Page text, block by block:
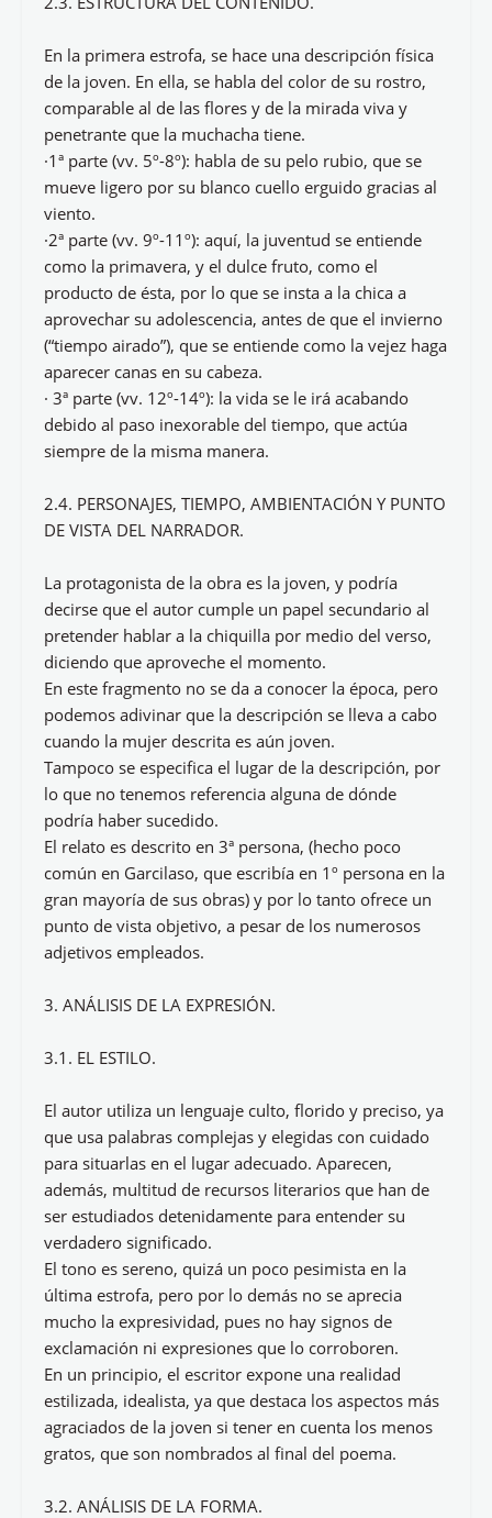
En la primera estrofa, se hace una descripción física
de la joven. En ella, se habla del color de su rostro,
comparable al de las flores y de la mirada viva y
penetrante que la muchacha tiene.
·1ª parte (vv. 5º-8º): habla de su pelo rubio, que se
mueve ligero por su blanco cuello erguido gracias al
viento.
·2ª parte (vv. 9º-11º): aquí, la juventud se entiende
como la primavera, y el dulce fruto, como el
producto de ésta, por lo que se insta a la chica a
aprovechar su adolescencia, antes de que el invierno
(“tiempo airado”), que se entiende como la vejez haga
aparecer canas en su cabeza.
· 3ª parte (vv. 12º-14º): la vida se le irá acabando
debido al paso inexorable del tiempo, que actúa
siempre de la misma manera.
2.4. PERSONAJES, TIEMPO, AMBIENTACIÓN Y PUNTO
DE VISTA DEL NARRADOR.
La protagonista de la obra es la joven, y podría
decirse que el autor cumple un papel secundario al
pretender hablar a la chiquilla por medio del verso,
diciendo que aproveche el momento.
En este fragmento no se da a conocer la época, pero
podemos adivinar que la descripción se lleva a cabo
cuando la mujer descrita es aún joven.
Tampoco se especifica el lugar de la descripción, por
lo que no tenemos referencia alguna de dónde
podría haber sucedido.
El relato es descrito en 3ª persona, (hecho poco
común en Garcilaso, que escribía en 1º persona en la
gran mayoría de sus obras) y por lo tanto ofrece un
punto de vista objetivo, a pesar de los numerosos
adjetivos empleados.
3. ANÁLISIS DE LA EXPRESIÓN.
3.1. EL ESTILO.
El autor utiliza un lenguaje culto, florido y preciso, ya
que usa palabras complejas y elegidas con cuidado
para situarlas en el lugar adecuado. Aparecen,
además, multitud de recursos literarios que han de
ser estudiados detenidamente para entender su
verdadero significado.
El tono es sereno, quizá un poco pesimista en la
última estrofa, pero por lo demás no se aprecia
mucho la expresividad, pues no hay signos de
exclamación ni expresiones que lo corroboren.
En un principio, el escritor expone una realidad
estilizada, idealista, ya que destaca los aspectos más
agraciados de la joven si tener en cuenta los menos
gratos, que son nombrados al final del poema.
3.2. ANÁLISIS DE LA FORMA.